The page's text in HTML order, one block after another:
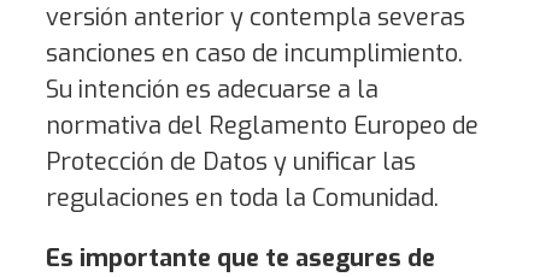
versión anterior y contempla severas
sanciones en caso de incumplimiento.
Su intención es adecuarse a la
normativa del Reglamento Europeo de
Protección de Datos y unificar las
regulaciones en toda la Comunidad.
Es importante que te asegures de